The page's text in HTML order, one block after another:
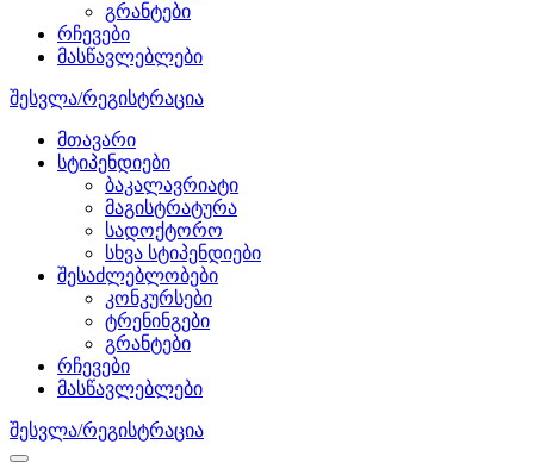
გრანტები
რჩევები
მასწავლებლები
შესვლა/რეგისტრაცია
მთავარი
სტიპენდიები
ბაკალავრიატი
მაგისტრატურა
სადოქტორო
სხვა სტიპენდიები
შესაძლებლობები
კონკურსები
ტრენინგები
გრანტები
რჩევები
მასწავლებლები
შესვლა/რეგისტრაცია